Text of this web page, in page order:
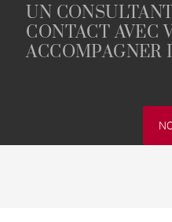
UN
CONTACT AVEC
ACCOMPAGNER